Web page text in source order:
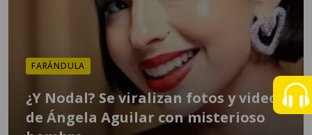
FARÁNDULA
¿Y Nodal? Se viralizan fotos y videos
de Ángela Aguilar con misterioso